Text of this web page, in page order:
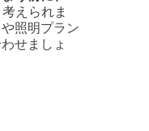
考えられま
照明プラン
せましょ